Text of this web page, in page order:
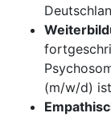
(m/w/d)